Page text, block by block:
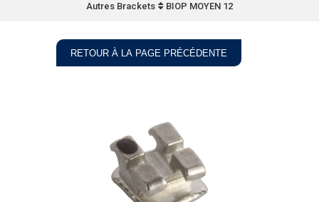
Autres Brackets
BIOP MOYEN 12
RETOUR À LA PAGE PRÉCÉDENTE